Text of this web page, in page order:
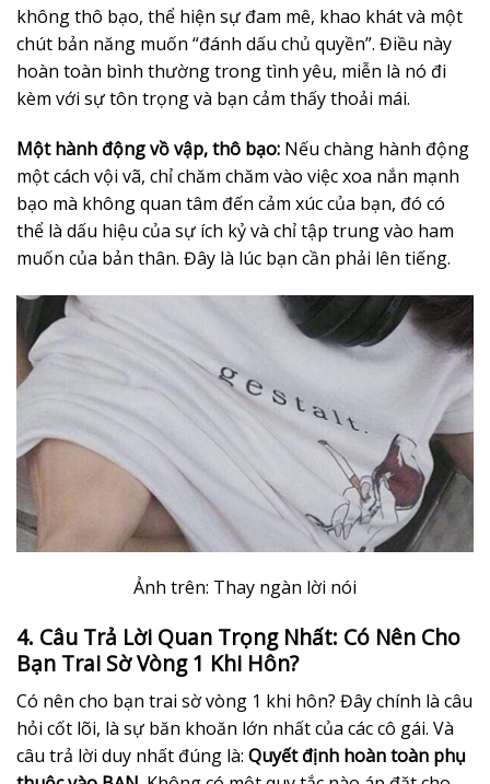
không thô bạo, thể hiện sự đam mê, khao khát và một
chút bản năng muốn “đánh dấu chủ quyền”. Điều này
hoàn toàn bình thường trong tình yêu, miễn là nó đi
kèm với sự tôn trọng và bạn cảm thấy thoải mái.
Một hành động vồ vập, thô bạo: Nếu chàng hành động
một cách vội vã, chỉ chăm chăm vào việc xoa nắn mạnh
bạo mà không quan tâm đến cảm xúc của bạn, đó có
thể là dấu hiệu của sự ích kỷ và chỉ tập trung vào ham
muốn của bản thân. Đây là lúc bạn cần phải lên tiếng.
Ảnh trên: Thay ngàn lời nói
4. Câu Trả Lời Quan Trọng Nhất: Có Nên Cho
Bạn Trai Sờ Vòng 1 Khi Hôn?
Có nên cho bạn trai sờ vòng 1 khi hôn? Đây chính là câu
hỏi cốt lõi, là sự băn khoăn lớn nhất của các cô gái. Và
câu trả lời duy nhất đúng là: Quyết định hoàn toàn phụ